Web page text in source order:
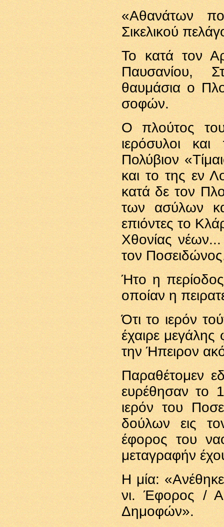
«Αθανάτων
Σικελικού
Το κατά τον
Παυσανίου,
θαυμάσια ο
σοφών.
Ο πλούτος
ιερόσυλοι
Πολύβιον
και το της εν
κατά δε τον
των ασύλων
επιόντες το
Χθονίας
τον
Ήτο η
οποίαν η
Ότι το ιερόν
έχαιρε μεγάλης
την Ήπειρον
Παραθέτομεν
ευρέθησαν το
ιερόν του
δούλων εις
έφορος του
μεταγραφήν
Η μία:
νι. Έφορος /
Δημοφών».